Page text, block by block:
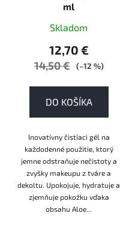
ml
Skladom
12,70 €
14,50 € (–12 %)
DO KOŠÍKA
Inovatívny čistiaci gél na
každodenné použitie, ktorý
jemne odstraňuje nečistoty a
zvyšky makeupu z tváre a
dekoltu. Upokojuje, hydratuje a
zjemňuje pokožku vďaka
obsahu Aloe...